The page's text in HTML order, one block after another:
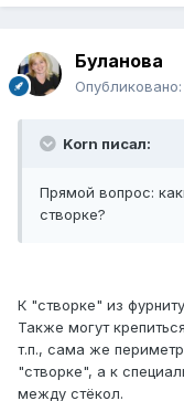
Буланова
Опубликовано:
Korn писал:
Прямой вопрос:
створке?
К "створке" из
Также могут
т.п., сама же
"створке", а к
между стёкол.